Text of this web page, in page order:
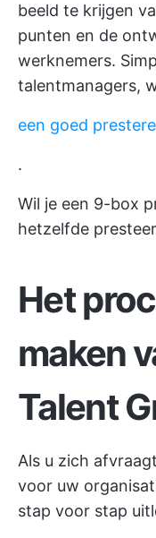
beeld te krijgen
punten en de
werknemers.
talentmanagers,
een goed
.
Wil je een 9-box
hetzelfde
Het
maken
Talent
Als u zich
voor uw
stap voor stap